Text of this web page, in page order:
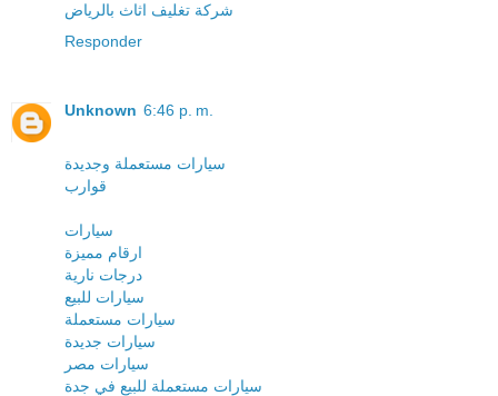
شركة تغليف اثاث بالرياض
Responder
Unknown 6:46 p. m.
سيارات مستعملة وجديدة
قوارب
سيارات
ارقام مميزة
درجات نارية
سيارات للبيع
سيارات مستعملة
سيارات جديدة
سيارات مصر
سيارات مستعملة للبيع في جدة